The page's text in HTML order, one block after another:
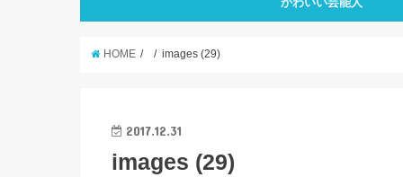
HOME images (29)
2017.12.31
images (29)